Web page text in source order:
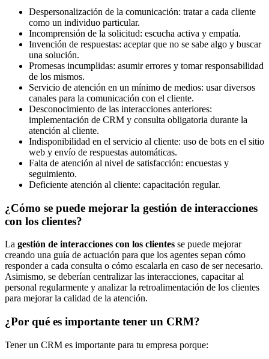
Despersonalización de la comunicación: tratar a cada cliente
como un individuo particular.
Incomprensión de la solicitud: escucha activa y empatía.
Invención de respuestas: aceptar que no se sabe algo y buscar
una solución.
Promesas incumplidas: asumir errores y tomar responsabilidad
de los mismos.
Servicio de atención en un mínimo de medios: usar diversos
canales para la comunicación con el cliente.
Desconocimiento de las interacciones anteriores:
implementación de CRM y consulta obligatoria durante la
atención al cliente.
Indisponibilidad en el servicio al cliente: uso de bots en el sitio
web y envío de respuestas automáticas.
Falta de atención al nivel de satisfacción: encuestas y
seguimiento.
Deficiente atención al cliente: capacitación regular.
¿Cómo se puede mejorar la gestión de interacciones
con los clientes?
La gestión de interacciones con los clientes se puede mejorar
creando una guía de actuación para que los agentes sepan cómo
responder a cada consulta o cómo escalarla en caso de ser necesario.
Asimismo, se deberían centralizar las interacciones, capacitar al
personal regularmente y analizar la retroalimentación de los clientes
para mejorar la calidad de la atención.
¿Por qué es importante tener un CRM?
Tener un CRM es importante para tu empresa porque: